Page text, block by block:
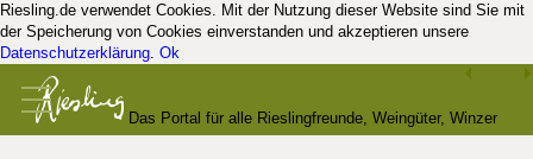
Riesling.de verwendet Cookies. Mit der Nutzung dieser Website sind Sie mit
der Speicherung von Cookies einverstanden und akzeptieren unsere
Datenschutzerklärung. Ok
Das Portal für alle Rieslingfreunde, Weingüter, Winzer